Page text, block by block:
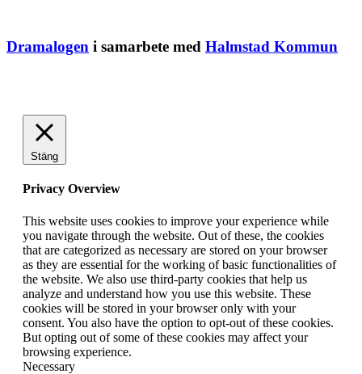
Dramalogen i samarbete med Halmstad Kommun
Stäng
Privacy Overview
This website uses cookies to improve your experience while
you navigate through the website. Out of these, the cookies
that are categorized as necessary are stored on your browser
as they are essential for the working of basic functionalities of
the website. We also use third-party cookies that help us
analyze and understand how you use this website. These
cookies will be stored in your browser only with your
consent. You also have the option to opt-out of these cookies.
But opting out of some of these cookies may affect your
browsing experience.
Necessary